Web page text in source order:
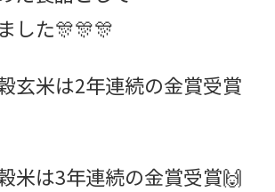
した🎊🎊🎊
玄米は2年連続の金賞受賞
米は3年連続の金賞受賞🙌